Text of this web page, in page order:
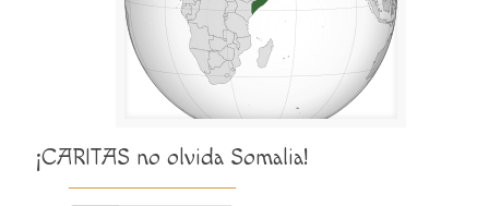
¡CARITAS no olvida Somalia!